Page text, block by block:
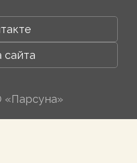
сайта
«Парсуна»